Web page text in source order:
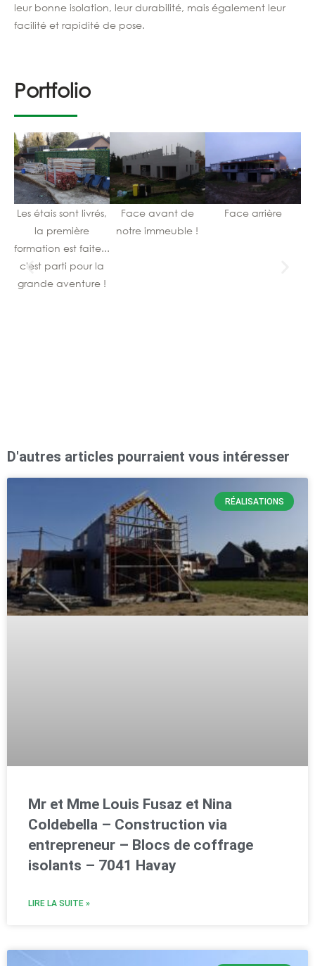
leur bonne isolation, leur durabilité, mais également leur
facilité et rapidité de pose.
Portfolio
Les étais sont livrés,
la première
formation est faite...
c'est parti pour la
grande aventure !
Face avant de
notre immeuble !
Face arrière
D'autres articles pourraient vous intéresser
RÉALISATIONS
Mr et Mme Louis Fusaz et Nina
Coldebella – Construction via
entrepreneur – Blocs de coffrage
isolants – 7041 Havay
LIRE LA SUITE »